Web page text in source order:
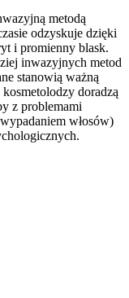
metodą
odzyskuje dzięki
i promienny blask.
inwazyjnych metod
stanowią ważną
doradzą
z problemami
włosów)